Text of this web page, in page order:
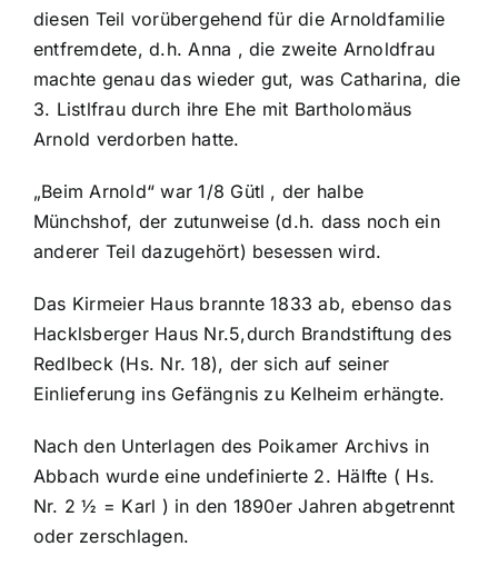
diesen Teil vorübergehend für die Arnoldfamilie
entfremdete, d.h. Anna , die zweite Arnoldfrau
machte genau das wieder gut, was Catharina, die
3. Listlfrau durch ihre Ehe mit Bartholomäus
Arnold verdorben hatte.
„Beim Arnold“ war 1/8 Gütl , der halbe
Münchshof, der zutunweise (d.h. dass noch ein
anderer Teil dazugehört) besessen wird.
Das Kirmeier Haus brannte 1833 ab, ebenso das
Hacklsberger Haus Nr.5,durch Brandstiftung des
Redlbeck (Hs. Nr. 18), der sich auf seiner
Einlieferung ins Gefängnis zu Kelheim erhängte.
Nach den Unterlagen des Poikamer Archivs in
Abbach wurde eine undefinierte 2. Hälfte ( Hs.
Nr. 2 ½ = Karl ) in den 1890er Jahren abgetrennt
oder zerschlagen.